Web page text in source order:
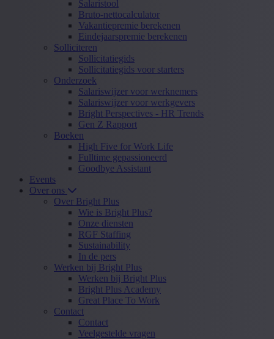
Salaristool
Bruto-nettocalculator
Vakantiepremie berekenen
Eindejaarspremie berekenen
Solliciteren
Sollicitatiegids
Sollicitatiegids voor starters
Onderzoek
Salariswijzer voor werknemers
Salariswijzer voor werkgevers
Bright Perspectives - HR Trends
Gen Z Rapport
Boeken
High Five for Work Life
Fulltime gepassioneerd
Goodbye Assistant
Events
Over ons
Over Bright Plus
Wie is Bright Plus?
Onze diensten
RGF Staffing
Sustainability
In de pers
Werken bij Bright Plus
Werken bij Bright Plus
Bright Plus Academy
Great Place To Work
Contact
Contact
Veelgestelde vragen